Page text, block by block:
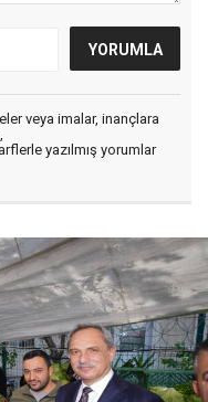
veya imalar, inançlara
yazılmış yorumlar